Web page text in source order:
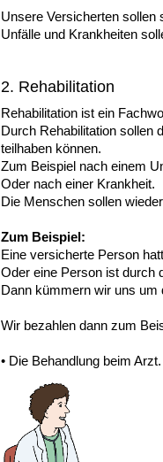
Unsere Versicherten sollen
Unfälle und Krankheiten
2. Rehabilitation
Rehabilitation ist ein
Durch Rehabilitation sollen
teilhaben können.
Zum Beispiel nach einem
Oder nach einer Krankheit.
Die Menschen sollen
Zum Beispiel:
Eine versicherte Person
Oder eine Person ist durch
Dann kümmern wir uns um
Wir bezahlen dann zum
• Die Behandlung beim Arzt.